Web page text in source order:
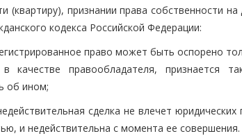
признании права собственности
кодекса Российской Федерации:
право может быть оспорено
качестве правообладателя, признается
об ином;
сделка не влечет юридических
и недействительна с момента ее совершения.